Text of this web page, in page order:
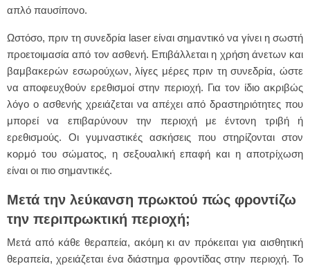
απλό παυσίπονο.
Ωστόσο, πριν τη συνεδρία laser είναι σημαντικό να γίνει η σωστή
προετοιμασία από τον ασθενή. Επιβάλλεται η χρήση άνετων και
βαμβακερών εσωρούχων, λίγες μέρες πριν τη συνεδρία, ώστε
να αποφευχθούν ερεθισμοί στην περιοχή. Για τον ίδιο ακριβώς
λόγο ο ασθενής χρειάζεται να απέχει από δραστηριότητες που
μπορεί να επιβαρύνουν την περιοχή με έντονη τριβή ή
ερεθισμούς. Οι γυμναστικές ασκήσεις που στηρίζονται στον
κορμό του σώματος, η σεξουαλική επαφή και η αποτρίχωση
είναι οι πιο σημαντικές.
Μετά την λεύκανση πρωκτού πώς φροντίζω
την περιπρωκτική περιοχή;
Μετά από κάθε θεραπεία, ακόμη κι αν πρόκειται για αισθητική
θεραπεία, χρειάζεται ένα διάστημα φροντίδας στην περιοχή. Το